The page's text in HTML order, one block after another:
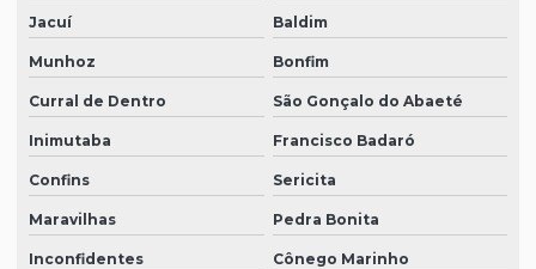
Jacuí Baldim
Munhoz Bonfim
Curral de Dentro São Gonçalo do Abaeté
Inimutaba Francisco Badaró
Confins Sericita
Maravilhas Pedra Bonita
Inconfidentes Cônego Marinho